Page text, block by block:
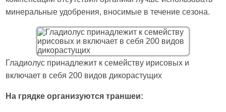
минеральные удобрения, вносимые в течение сезона.
Гладиолус принадлежит к семейству ирисовых и
включает в себя 200 видов дикорастущих
На грядке организуются траншеи: